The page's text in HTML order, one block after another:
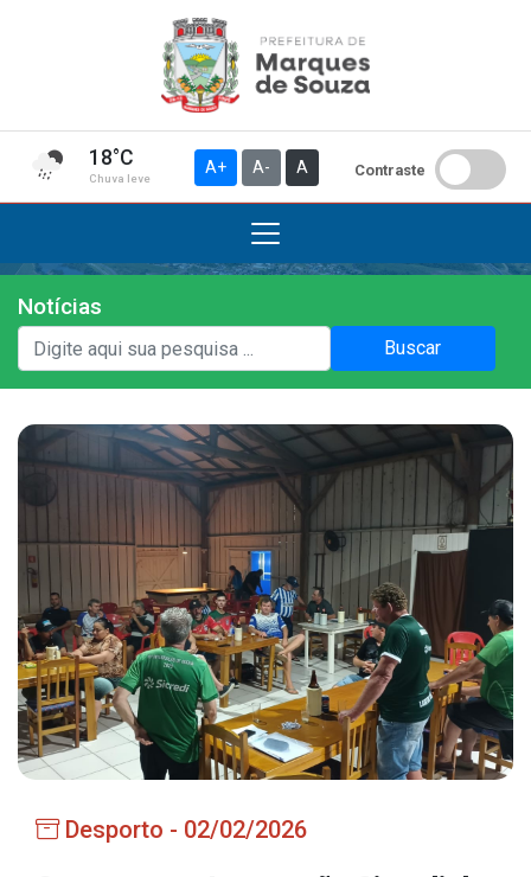
18°C
Chuva leve
A+ A- A Contraste
Institucional
A Prefeitura
Gabinete do Vice-prefeito
História do Município
Símbolos Oficiais
Estrutura Organizacional
Secretarias
Administração
Agricultura e Meio Ambiente
Educação, Cultura, Desporto e Turismo
Notícias
Buscar
Desporto - 02/02/2026